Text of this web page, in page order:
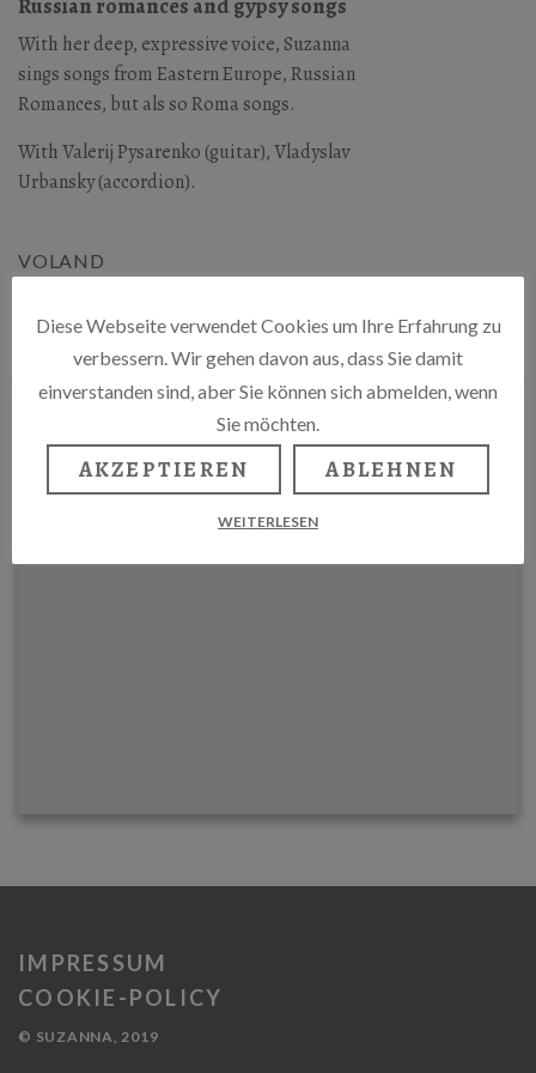
With her deep, expressive voice, Suzanna
sings songs from Eastern Europe, Russian
Romances, but als so Roma songs.
With Valerij Pysarenko (guitar), Vladyslav
Urbansky (accordion).
VOLAND
IMPRESSUM
COOKIE-POLICY
© SUZANNA, 2019
Diese Webseite verwendet Cookies um Ihre Erfahrung zu
verbessern. Wir gehen davon aus, dass Sie damit
einverstanden sind, aber Sie können sich abmelden, wenn
Sie möchten.
AKZEPTIEREN ABLEHNEN
WEITERLESEN